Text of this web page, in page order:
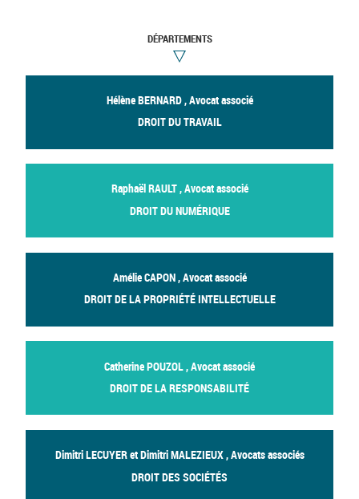
DÉPARTEMENTS
Hélène BERNARD , Avocat associé
DROIT DU TRAVAIL
Raphaël RAULT , Avocat associé
DROIT DU NUMÉRIQUE
Amélie CAPON , Avocat associé
DROIT DE LA PROPRIÉTÉ INTELLECTUELLE
Catherine POUZOL , Avocat associé
DROIT DE LA RESPONSABILITÉ
Dimitri LECUYER et Dimitri MALEZIEUX , Avocats associés
DROIT DES SOCIÉTÉS